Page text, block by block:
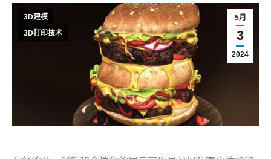
5月
3
2024
3D建模
3D打印技术